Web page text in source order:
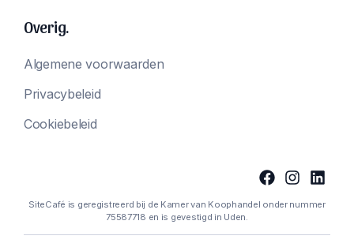
Overig.
Algemene voorwaarden
Privacybeleid
Cookiebeleid
SiteCafé is geregistreerd bij de Kamer van Koophandel onder nummer
75587718 en is gevestigd in Uden.